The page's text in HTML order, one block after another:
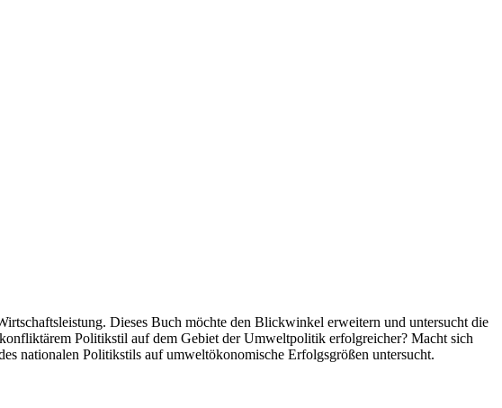
Dieses Buch möchte den Blickwinkel erweitern und untersucht die
Politikstil auf dem Gebiet der Umweltpolitik erfolgreicher? Macht sich
nationalen Politikstils auf umweltökonomische Erfolgsgrößen untersucht.